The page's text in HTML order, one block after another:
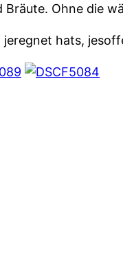
Ohne die
hats,